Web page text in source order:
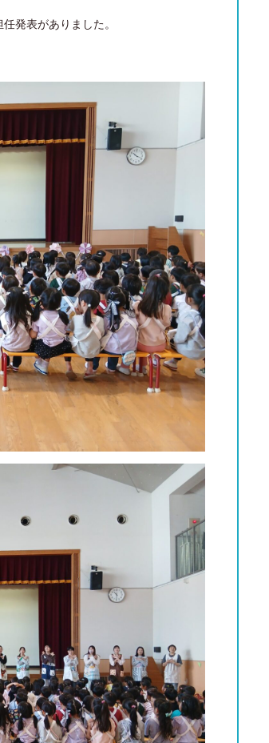
発表がありました。